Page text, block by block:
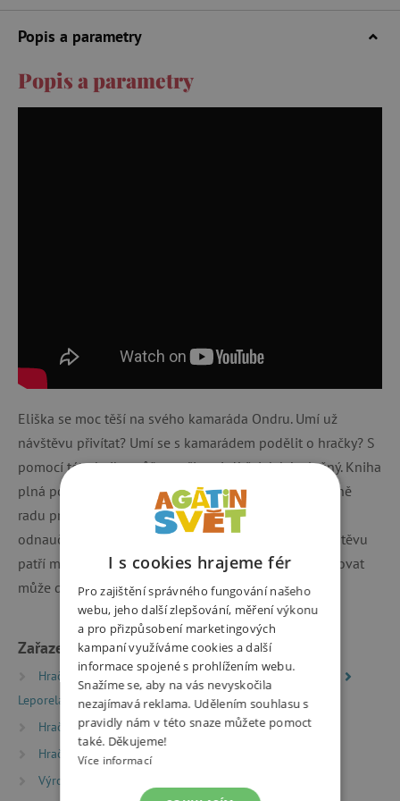
Popis a parametry
Popis a parametry
Eliška se moc těší na svého kamaráda Ondru. Umí už
návštěvu přivítat? Umí se s kamarádem podělit o hračky? S
pomocí této knihy můžete učit své dítě, jak být slušný. Kniha
plná pohyblivých prvků obsahuje na každé dvoustraně
radu pro rodiče. Umět poděkovat, o něco požádat,
odnaučovat se zlozvyky, podělit se a být milý na návštěvu
patří mezi základy slušného chování. Začít si je osvojovat
může dítě třeba hned teď.
Zařazeno v kategoriích
Hračky dle typu Knihy
Knížky pro nejmenší
Leporela
Hračky dle věku
Hry a hračky pro děti od 2 let
Hračky dle věku
Výrobci
I s cookies hrajeme fér
Pro zajištění správného fungování našeho
webu, jeho další zlepšování, měření výkonu
a pro přizpůsobení marketingových
kampaní využíváme cookies a další
informace spojené s prohlížením webu.
Snažíme se, aby na vás nevyskočila
nezajímavá reklama. Udělením souhlasu s
pravidly nám v této snaze můžete pomoct
také. Děkujeme!
Více informací